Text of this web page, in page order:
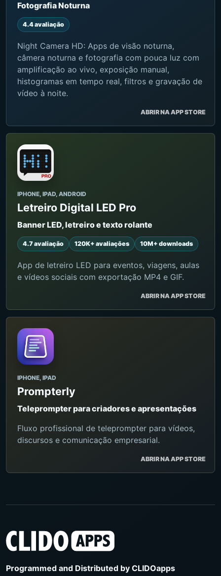
Fotografia Noturna
4.4 avaliação
Night Camera HD: Apps de visão noturna,
câmera noturna e fotografia com pouca luz com
amplificação ao vivo, exposição manual,
histogramas em tempo real, filtros e gravação de
vídeo à noite.
ABRIR NA APP STORE
IPHONE, IPAD, ANDROID
Letreiro Digital LED Pro
Banner LED, letreiro e texto rolante
4.7 avaliação 120K+ avaliações 10M+ downloads
App de letreiro LED para eventos, viagens, aulas
e vídeos sociais com exportação MP4 e GIF.
ABRIR NA APP STORE
IPHONE, IPAD
Prompterly
Teleprompter para criadores e apresentações
Fluxo profissional de teleprompter para vídeos,
discursos e comunicação empresarial.
ABRIR NA APP STORE
Programmed and Distributed by CLIDOapps